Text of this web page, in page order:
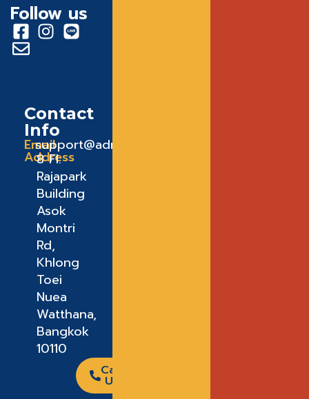
Follow us
Contact
Info
Email
support@admeadme.co
Address
8 FI.
Rajapark
Building
Asok
Montri
Rd,
Khlong
Toei
Nuea
Watthana,
Bangkok
10110
Call
Us